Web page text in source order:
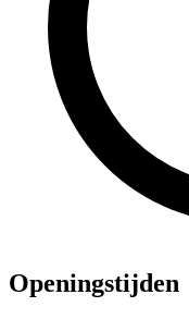
Openingstijden